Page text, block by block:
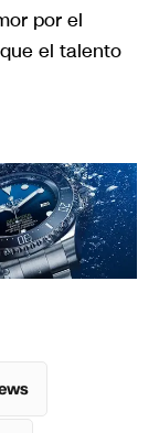
por el
el talento